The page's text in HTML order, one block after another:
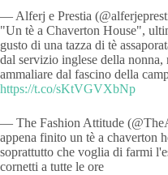
— Alferj e Prestia
"Un tè a Chaverton House",
gusto di una tazza di tè
dal servizio inglese della nonna,
ammaliare dal fascino della
https://t.co/sKtVGVXbNp
— The Fashion Attitude
appena finito un tè a chaverton
soprattutto che voglia di farmi
cornetti a tutte le ore